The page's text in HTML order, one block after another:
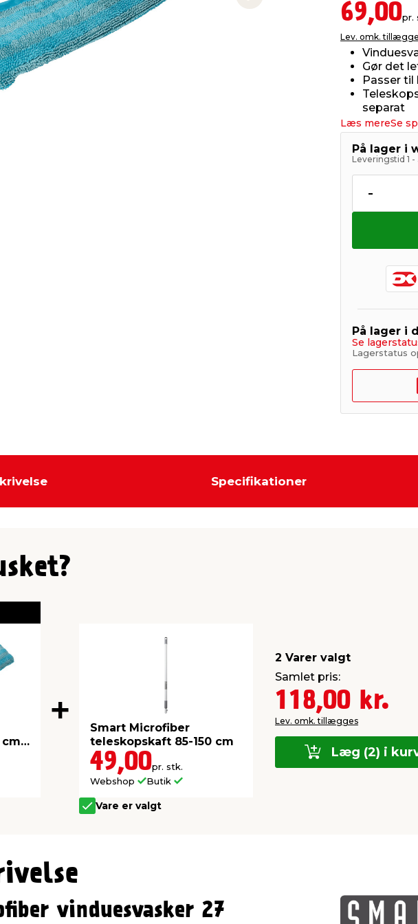
Next slide 69,00pr.
Lev. omk.
Gør det
Passer
separat
Læs mereSe
På lager i
Leveringstid 1
-
På lager i
Se
Lagerstatus
Specifikationer
Smart Microfiber
teleskopskaft 85-150 cm
49,00pr. stk.
Webshop
Butik
Vare er valgt
2 Varer valgt
Samlet pris:
118,00 kr.
Lev. omk. tillægges
Læg (2) i
vinduesvasker 27